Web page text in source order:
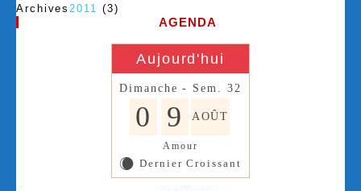
Archives 2011 (3)
AGENDA
Aujourd'hui
Dimanche - Sem. 32
0 9 AOÛT
Amour
X Dernier Croissant